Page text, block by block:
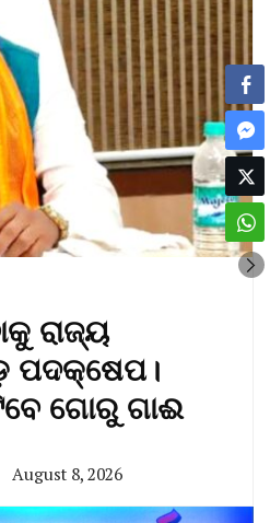
ରାଜ୍ୟ
ପଦକ୍ଷେପ।
ଗୋରୁ ଗାଈ
August 8, 2026